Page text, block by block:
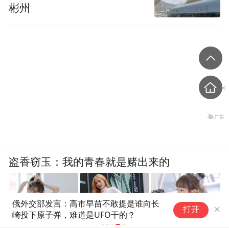
俄外交部发言：高市早苗不敢提是谁向长
崎投下原子弹，难道是UFO干的？
打开
彬州
盗香窃玉：我的青春就是赌出来的